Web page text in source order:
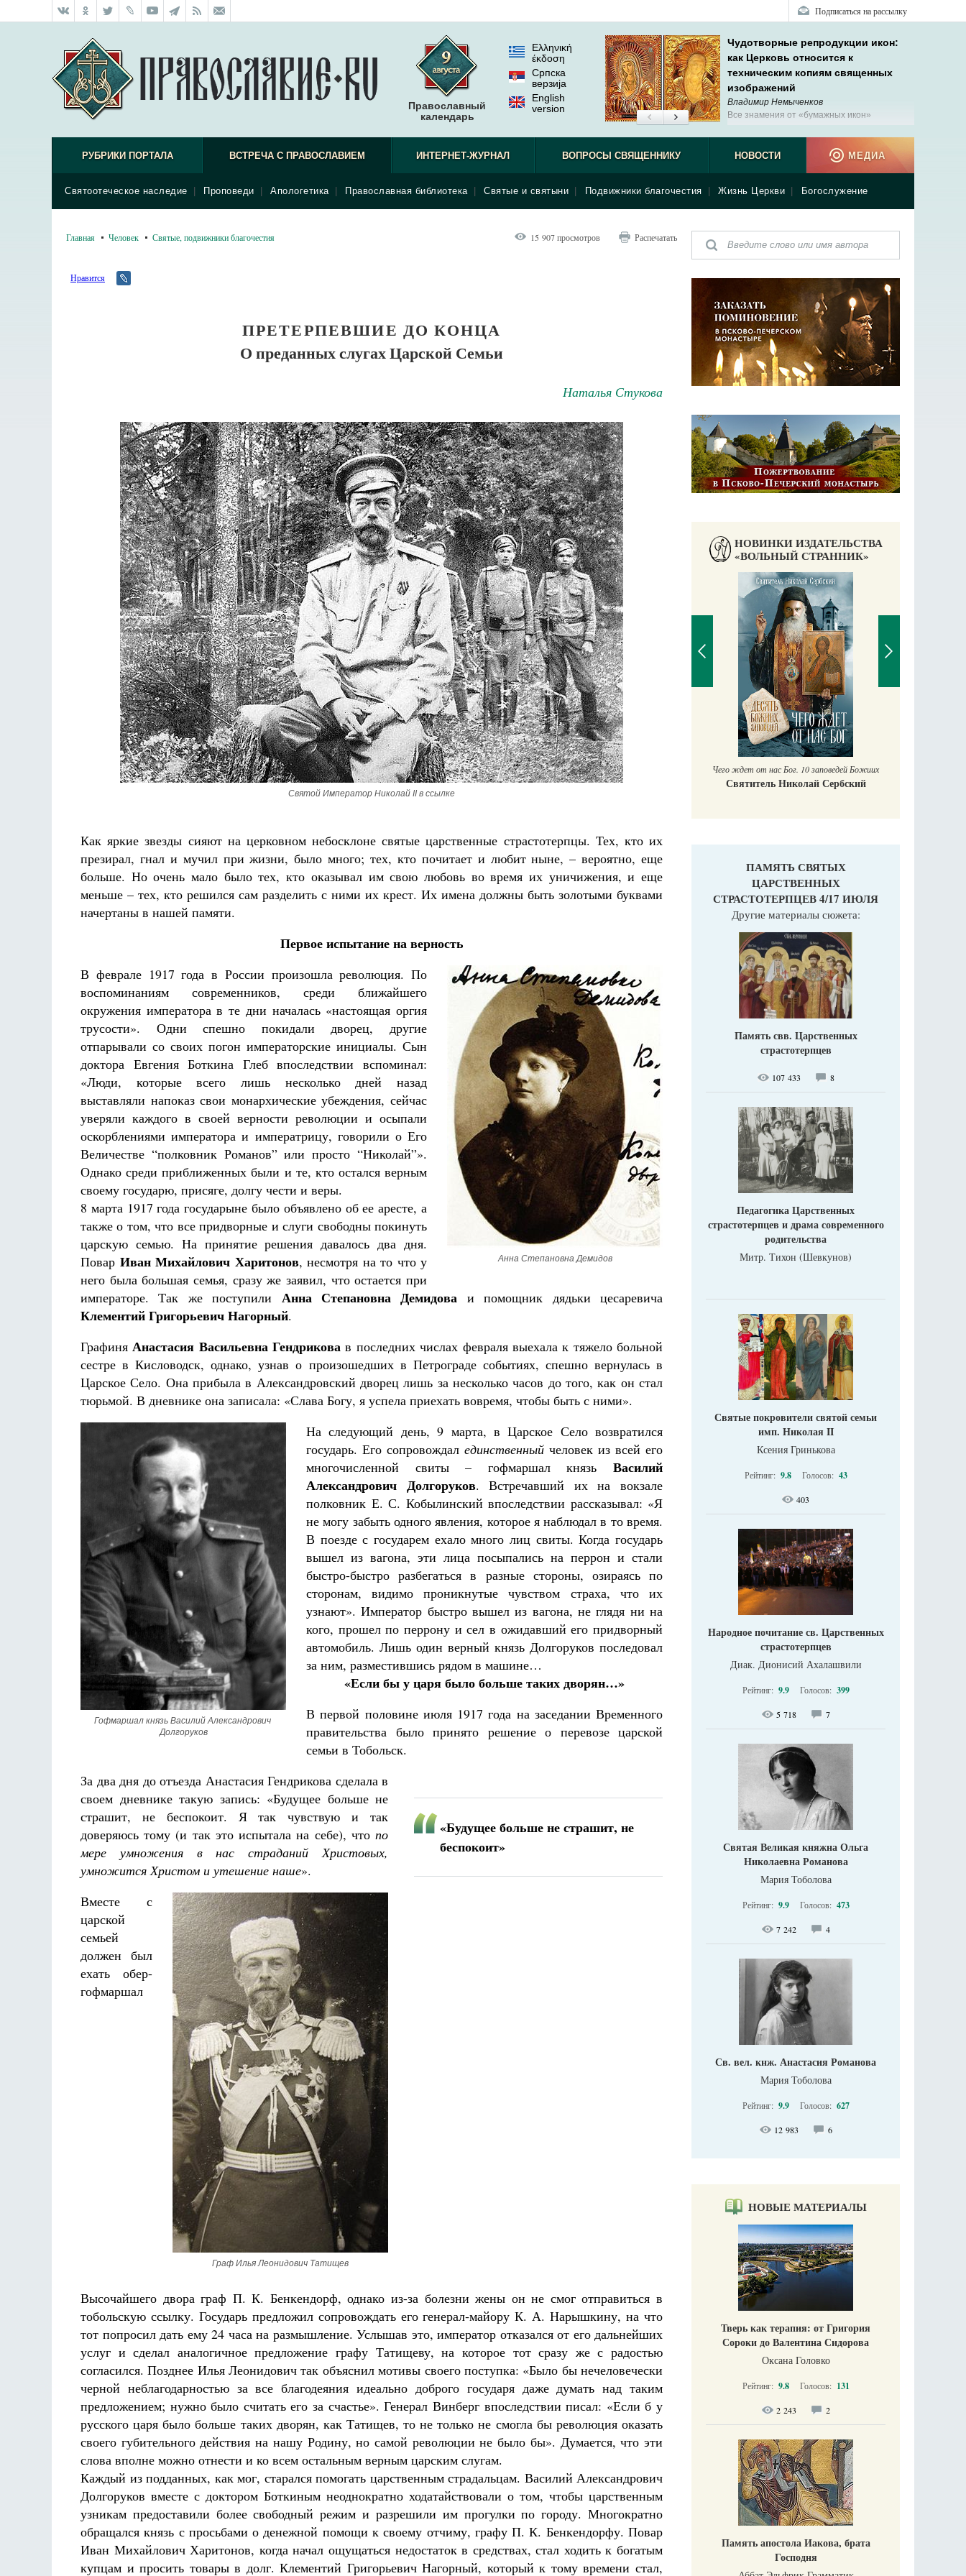
Подписаться на рассылку
Православный
календарь
Ελληνική
έκδοση
Српска
верзиjа
English
version
Чудотворные репродукции икон:
как Церковь относится к
техническим копиям священных
изображений
Владимир Немыченков
Все знамения от «бумажных икон»
священным изображениям.
РУБРИКИ ПОРТАЛА ВСТРЕЧА С ПРАВОСЛАВИЕМ
Святоотеческое наследие Проповеди Апологетика Православная библиотека Святые и святыни Подвижники благочестия Жизнь Церкви Богослужение
ИНТЕРНЕТ-ЖУРНАЛ ВОПРОСЫ СВЯЩЕННИКУ НОВОСТИ МЕДИА
Главная Человек Святые, подвижники благочестия 15 907 просмотров Распечатать
Нравится
ПРЕТЕРПЕВШИЕ ДО КОНЦА
О преданных слугах Царской Семьи
Наталья Стукова
Святой Император Николай II в ссылке
Как яркие звезды сияют на церковном небосклоне святые царственные страстотерпцы. Тех, кто их
презирал, гнал и мучил при жизни, было много; тех, кто почитает и любит ныне, – вероятно, еще
больше. Но очень мало было тех, кто оказывал им свою любовь во время их уничижения, и еще
меньше – тех, кто решился сам разделить с ними их крест. Их имена должны быть золотыми буквами
начертаны в нашей памяти.
Первое испытание на верность
Анна Степановна Демидов
В феврале 1917 года в России произошла революция. По
воспоминаниям современников, среди ближайшего
окружения императора в те дни началась «настоящая оргия
трусости». Одни спешно покидали дворец, другие
отпарывали со своих погон императорские инициалы. Сын
доктора Евгения Боткина Глеб впоследствии вспоминал:
«Люди, которые всего лишь несколько дней назад
выставляли напоказ свои монархические убеждения, сейчас
уверяли каждого в своей верности революции и осыпали
оскорблениями императора и императрицу, говорили о Его
Величестве “полковник Романов” или просто “Николай”».
Однако среди приближенных были и те, кто остался верным
своему государю, присяге, долгу чести и веры.
8 марта 1917 года государыне было объявлено об ее аресте, а
также о том, что все придворные и слуги свободны покинуть
царскую семью. На принятие решения давалось два дня.
Повар Иван Михайлович Харитонов, несмотря на то что у
него была большая семья, сразу же заявил, что остается при
императоре. Так же поступили Анна Степановна Демидова и помощник дядьки цесаревича
Клементий Григорьевич Нагорный.
ГрафиняАнастасия Васильевна Гендрикова в последних числах февраля выехала к тяжело больной
сестре в Кисловодск, однако, узнав о произошедших в Петрограде событиях, спешно вернулась в
Царское Село. Она прибыла в Александровский дворец лишь за несколько часов до того, как он стал
тюрьмой. В дневнике она записала: «Слава Богу, я успела приехать вовремя, чтобы быть с ними».
Гофмаршал князь Василий Александрович
Долгоруков
На следующий день, 9 марта, в Царское Село возвратился
государь. Его сопровождал единственный человек из всей его
многочисленной свиты – гофмаршал князь Василий
Александрович Долгоруков. Встречавший их на вокзале
полковник Е. С. Кобылинский впоследствии рассказывал: «Я
не могу забыть одного явления, которое я наблюдал в то время.
В поезде с государем ехало много лиц свиты. Когда государь
вышел из вагона, эти лица посыпались на перрон и стали
быстро-быстро разбегаться в разные стороны, озираясь по
сторонам, видимо проникнутые чувством страха, что их
узнают». Император быстро вышел из вагона, не глядя ни на
кого, прошел по перрону и сел в ожидавший его придворный
автомобиль. Лишь один верный князь Долгоруков последовал
за ним, разместившись рядом в машине…
«Если бы у царя было больше таких дворян…»
В первой половине июля 1917 года на заседании Временного
правительства было принято решение о перевозе царской
семьи в Тобольск.
«Будущее больше не страшит, не
беспокоит»
За два дня до отъезда Анастасия Гендрикова сделала в
своем дневнике такую запись: «Будущее больше не
страшит, не беспокоит. Я так чувствую и так
доверяюсь тому (и так это испытала на себе), что по
мере умножения в нас страданий Христовых,
умножится Христом и утешение наше».
Граф Илья Леонидович Татищев
Вместе с
царской
семьей
должен был
ехать обер-
гофмаршал
Высочайшего двора граф П. К. Бенкендорф, однако из-за болезни жены он не смог отправиться в
тобольскую ссылку. Государь предложил сопровождать его генерал‑майору К. А. Нарышкину, на что
тот попросил дать ему 24 часа на размышление. Услышав это, император отказался от его дальнейших
услуг и сделал аналогичное предложение графу Татищеву, на которое тот сразу же с радостью
согласился. Позднее Илья Леонидович так объяснил мотивы своего поступка: «Было бы нечеловечески
черной неблагодарностью за все благодеяния идеально доброго государя даже думать над таким
предложением; нужно было считать его за счастье». Генерал Винберг впоследствии писал: «Если б у
русского царя было больше таких дворян, как Татищев, то не только не смогла бы революция оказать
своего губительного действия на нашу Родину, но самой революции не было бы». Думается, что эти
слова вполне можно отнести и ко всем остальным верным царским слугам.
Каждый из подданных, как мог, старался помогать царственным страдальцам. Василий Александрович
Долгоруков вместе с доктором Боткиным неоднократно ходатайствовали о том, чтобы царственным
узникам предоставили более свободный режим и разрешили им прогулки по городу. Многократно
обращался князь с просьбами о денежной помощи к своему отчиму, графу П. К. Бенкендорфу. Повар
Иван Михайлович Харитонов, когда начал ощущаться недостаток в средствах, стал ходить к богатым
купцам и просить товары в долг. Клементий Григорьевич Нагорный, который к тому времени стал,
НОВИНКИ ИЗДАТЕЛЬСТВА
«ВОЛЬНЫЙ СТРАННИК»
Как найти своё место в жизни
Кирилл Мурышев
Великомученик Георгий Победоносец. Научись у
святого
Роман Котов Чего ждет от нас Бог. 10 заповедей Божиих
Святитель Николай Сербский
Православный мальчик
Екатерина Баканова
ПАМЯТЬ СВЯТЫХ
ЦАРСТВЕННЫХ
СТРАСТОТЕРПЦЕВ 4/17 ИЮЛЯ
Другие материалы сюжета:
Память свв. Царственных
страстотерпцев
107 433 8
Педагогика Царственных
страстотерпцев и драма современного
родительства
Митр. Тихон (Шевкунов)
Святые покровители святой семьи
имп. Николая II
Ксения Гринькова
Рейтинг: 9.8 Голосов: 43
403
Народное почитание св. Царственных
страстотерпцев
Диак. Дионисий Ахалашвили
Рейтинг: 9.9 Голосов: 399
5 718 7
Святая Великая княжна Ольга
Николаевна Романова
Мария Тоболова
Рейтинг: 9.9 Голосов: 473
7 242 4
Св. вел. кнж. Анастасия Романова
Мария Тоболова
Рейтинг: 9.9 Голосов: 627
12 983 6
НОВЫЕ МАТЕРИАЛЫ
Тверь как терапия: от Григория
Сороки до Валентина Сидорова
Оксана Головко
Рейтинг: 9.8 Голосов: 131
2 243 2
Память апостола Иакова, брата
Господня